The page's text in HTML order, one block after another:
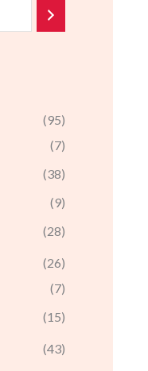
(95)
(7)
(38)
(9)
(28)
(26)
(7)
(15)
(43)